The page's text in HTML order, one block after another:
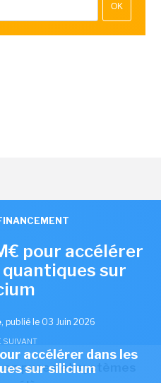
OK
SUIVANT
accélérer dans les
sur silicium
pour accélérer
sur
, publié le 03 Juin 2026
puces et systèmes